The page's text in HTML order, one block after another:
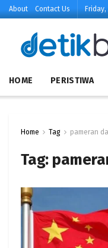
About Contact Us
HOME PERISTIWA
Home Tag pameran
Tag: